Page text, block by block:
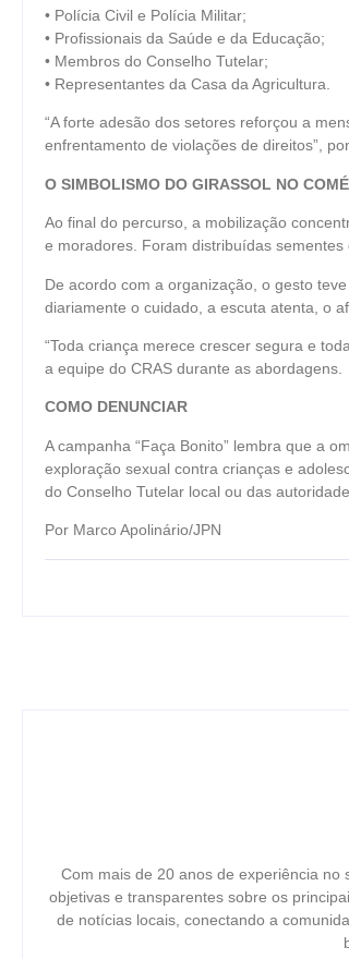
• Polícia Civil e Polícia Militar;
• Profissionais da Saúde e da Educação;
• Membros do Conselho Tutelar;
• Representantes da Casa da Agricultura.
“A forte adesão dos setores reforçou a
enfrentamento de violações de direitos”,
O SIMBOLISMO DO GIRASSOL NO
Ao final do percurso, a mobilização
e moradores. Foram distribuídas
De acordo com a organização, o gesto
diariamente o cuidado, a escuta atenta, o
“Toda criança merece crescer segura e
a equipe do CRAS durante as abordagens.
COMO DENUNCIAR
A campanha “Faça Bonito” lembra que a
exploração sexual contra crianças e
do Conselho Tutelar local ou das
Por Marco Apolinário/JPN
Com mais de 20 anos de experiência no
objetivas e transparentes sobre os
de notícias locais, conectando a